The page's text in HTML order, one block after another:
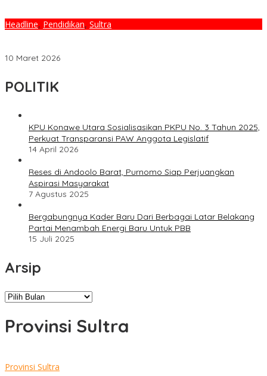
Headline, Pendidikan, Sultra
10 Maret 2026
POLITIK
KPU Konawe Utara Sosialisasikan PKPU No. 3 Tahun 2025,
Perkuat Transparansi PAW Anggota Legislatif
14 April 2026
Reses di Andoolo Barat, Purnomo Siap Perjuangkan
Aspirasi Masyarakat
7 Agustus 2025
Bergabungnya Kader Baru Dari Berbagai Latar Belakang
Partai Menambah Energi Baru Untuk PBB
15 Juli 2025
Arsip
Arsip
Provinsi Sultra
Provinsi Sultra